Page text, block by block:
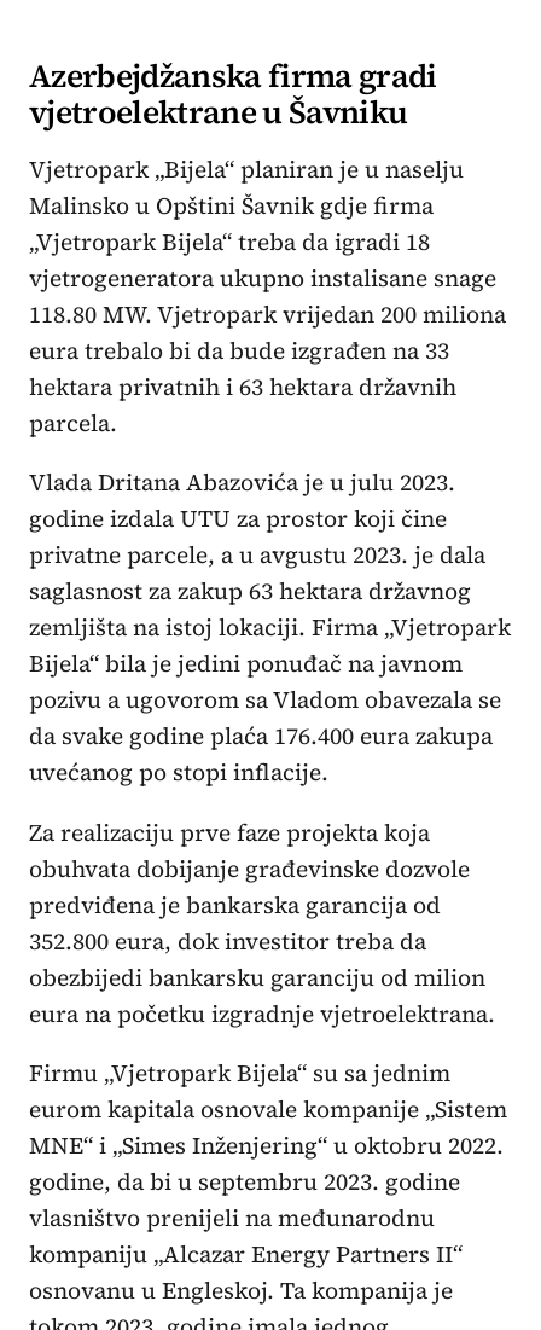
Azerbejdžanska firma gradi
vjetroelektrane u Šavniku
Vjetropark „Bijela“ planiran je u naselju
Malinsko u Opštini Šavnik gdje firma
„Vjetropark Bijela“ treba da igradi 18
vjetrogeneratora ukupno instalisane snage
118.80 MW. Vjetropark vrijedan 200 miliona
eura trebalo bi da bude izgrađen na 33
hektara privatnih i 63 hektara državnih
parcela.
Vlada Dritana Abazovića je u julu 2023.
godine izdala UTU za prostor koji čine
privatne parcele, a u avgustu 2023. je dala
saglasnost za zakup 63 hektara državnog
zemljišta na istoj lokaciji. Firma „Vjetropark
Bijela“ bila je jedini ponuđač na javnom
pozivu a ugovorom sa Vladom obavezala se
da svake godine plaća 176.400 eura zakupa
uvećanog po stopi inflacije.
Za realizaciju prve faze projekta koja
obuhvata dobijanje građevinske dozvole
predviđena je bankarska garancija od
352.800 eura, dok investitor treba da
obezbijedi bankarsku garanciju od milion
eura na početku izgradnje vjetroelektrana.
Firmu „Vjetropark Bijela“ su sa jednim
eurom kapitala osnovale kompanije „Sistem
MNE“ i „Simes Inženjering“ u oktobru 2022.
godine, da bi u septembru 2023. godine
vlasništvo prenijeli na međunarodnu
kompaniju „Alcazar Energy Partners II“
osnovanu u Engleskoj. Ta kompanija je